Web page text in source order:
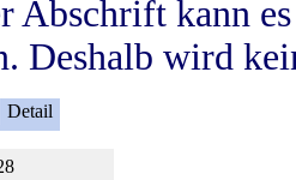
Abschrift kann
Deshalb wird
Detail